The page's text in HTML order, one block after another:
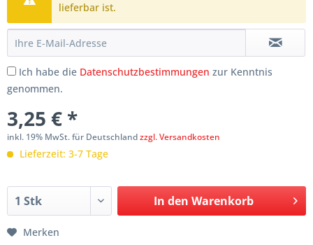
lieferbar ist.
Ich habe die Datenschutzbestimmungen zur Kenntnis
genommen.
3,25 € *
inkl. 19% MwSt. für Deutschlandzzgl. Versandkosten
Lieferzeit: 3-7 Tage
In den Warenkorb
Merken